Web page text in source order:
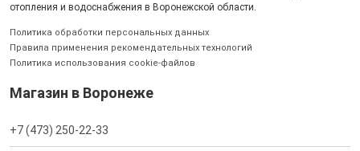
отопления и водоснабжения в Воронежской области.
Политика обработки персональных данных
Правила применения рекомендательных технологий
Политика использования cookie-файлов
Магазин в Воронеже
+7 (473) 250-22-33